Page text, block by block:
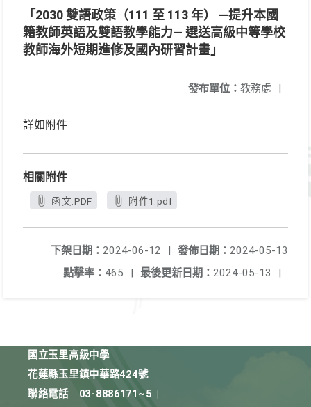
「2030 雙語政策（111 至 113 年） —提升本國
籍教師英語及雙語教學能力— 選送高級中等學校
教師海外短期進修及國內研習計畫」
發布單位： 教務處 |
詳如附件
相關附件
函文.PDF 附件1.pdf
發佈日期： 2024-05-13
下架日期： 2024-06-12
|
最後更新日期： 2024-05-13 |
點擊率： 465 |
國立玉里高級中學
花蓮縣玉里鎮中華路424號
聯絡電話
03-8886171~5